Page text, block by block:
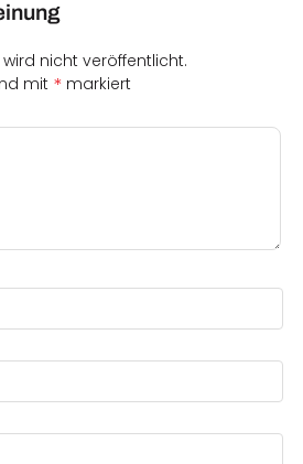
nicht veröffentlicht.
mit * markiert